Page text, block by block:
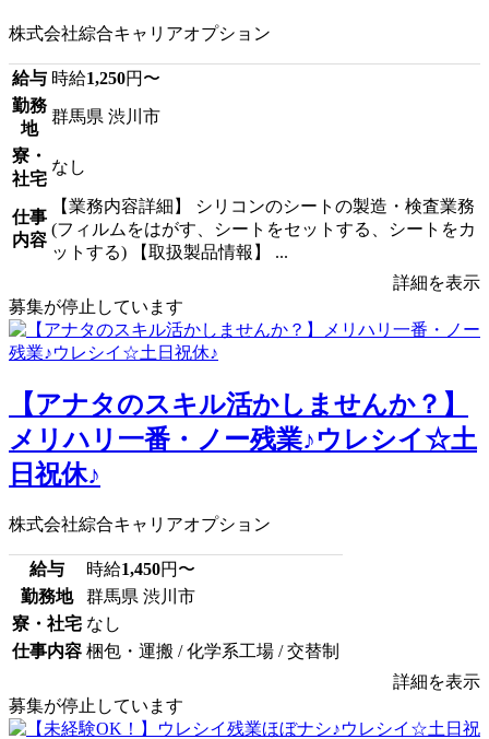
株式会社綜合キャリアオプション
給与 時給1,250円〜
勤務
地
群馬県 渋川市
寮・
社宅
なし
仕事
内容
【業務内容詳細】 シリコンのシートの製造・検査業務
(フィルムをはがす、シートをセットする、シートをカ
ットする) 【取扱製品情報】 ...
詳細を表示
募集が停止しています
【アナタのスキル活かしませんか？】
メリハリ一番・ノー残業♪ウレシイ☆土
日祝休♪
株式会社綜合キャリアオプション
給与 時給1,450円〜
勤務地
群馬県 渋川市
寮・社宅 なし
仕事内容 梱包・運搬 / 化学系工場 / 交替制
詳細を表示
募集が停止しています